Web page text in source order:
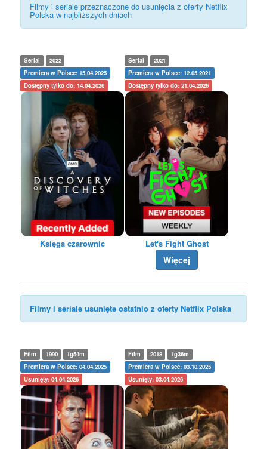
Filmy i seriale przeznaczone do usunięcia z oferty Netflix
Polska w najbliższych dniach
Serial
2022
Premiera w Polsce: 15.04.2025
Dostępny tylko do: 14.04.2026
Księga czarownic
Serial
2021
Premiera w Polsce: 12.05.2021
Dostępny tylko do: 21.04.2026
Let's Fight Ghost
Więcej
Filmy i seriale usunięte ostatnio z oferty Netflix Polska
Film 1990
1g54m
Premiera w Polsce: 04.04.2025
Usunięty: 04.04.2026
Film 2018
1g36m
Premiera w Polsce: 03.10.2025
Usunięty: 03.04.2026